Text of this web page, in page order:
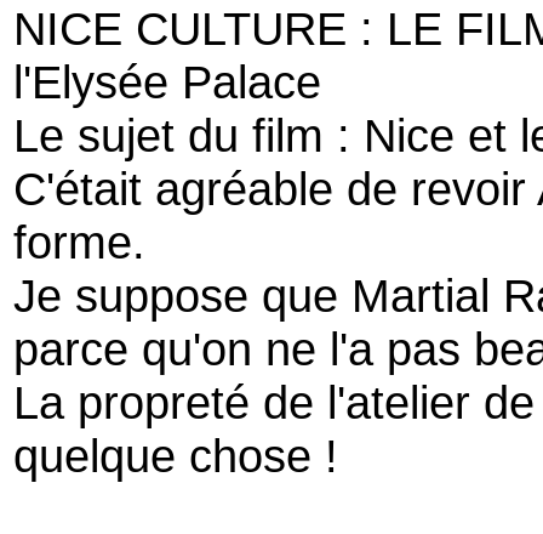
NICE CULTURE : LE
l'Elysée Palace
Le sujet du film : Nice et
C'était agréable de
forme.
Je suppose que Martial
parce qu'on ne l'a pas
La propreté de l'atelier
quelque chose !